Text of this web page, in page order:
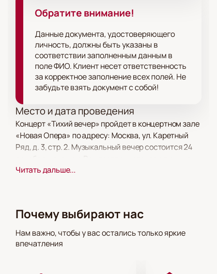
Обратите внимание!
Данные документа, удостоверяющего
личность, должны быть указаны в
соответствии заполненным данным в
поле ФИО. Клиент несет ответственность
за корректное заполнение всех полей. Не
забудьте взять документ с собой!
Место и дата проведения
Концерт «Тихий вечер» пройдет в концертном зале
«Новая Опера» по адресу: Москва, ул. Каретный
Ряд, д. 3, стр. 2. Музыкальный вечер состоится 24
самых заметных событий месяца.
В преддверии Рождества люди ищут покой и
размышляют о важном. В этот вечер гости
погрузятся в мир хоровой музыки, которую
подготовила главный хормейстер театра Юлия
Читать дальше...
Почему выбирают нас
Нам важно, чтобы у вас остались только яркие
впечатления